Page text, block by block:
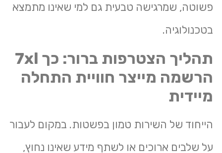
פשוטה, שמרגישה טבעית גם למי שאינו מתמצא
בטכנולוגיה.
תהליך הצטרפות ברור: כך 7xl
הרשמה מייצר חוויית התחלה
מיידית
הייחוד של השירות טמון בפשטות. במקום לעבור
על שלבים ארוכים או לשתף מידע שאינו נחוץ,